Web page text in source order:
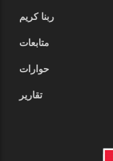
ربنا كريم
متابعات
حوارات
تقارير